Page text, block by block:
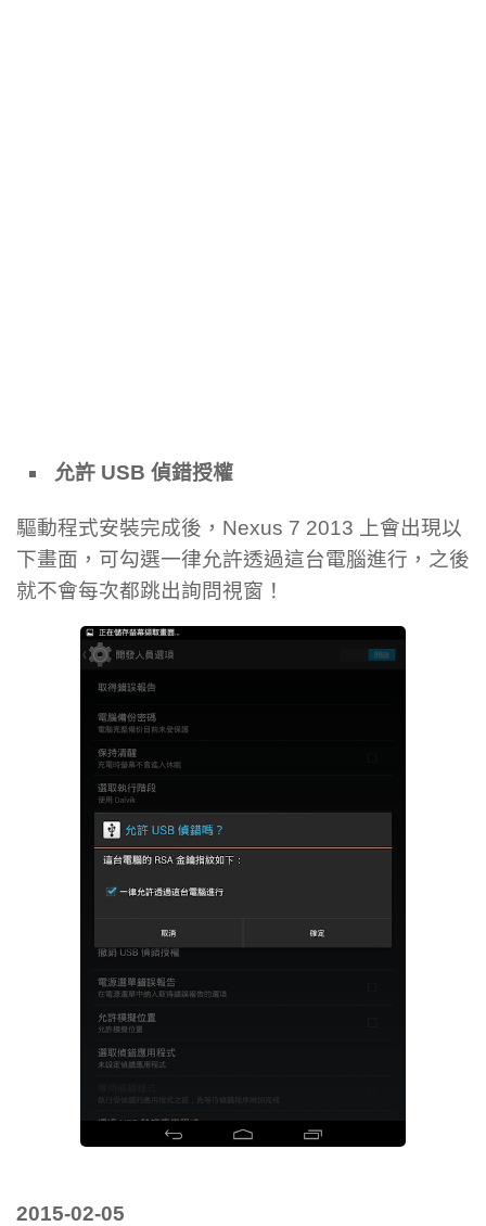
允許 USB 偵錯授權
驅動程式安裝完成後，Nexus 7 2013 上會出現以
下畫面，可勾選一律允許透過這台電腦進行，之後
就不會每次都跳出詢問視窗！
2015-02-05